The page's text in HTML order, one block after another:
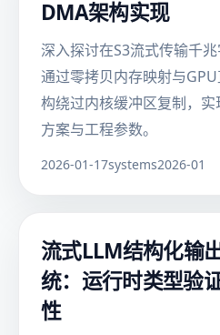
DMA架构实现
深入探讨在S3流式传输千
通过零拷贝内存映射与
构绕过内核缓冲区复制，
方案与工程参数。
2026-01-17systems2026-01
流式LLM结构化输
统：运行时类型验
性